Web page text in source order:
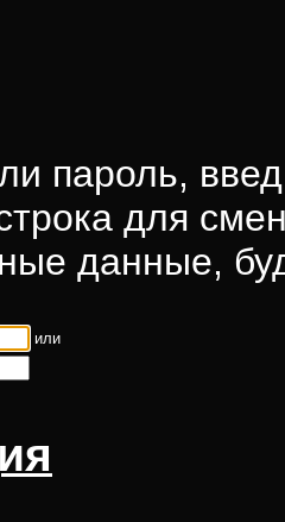
пароль,
для
данные,
или